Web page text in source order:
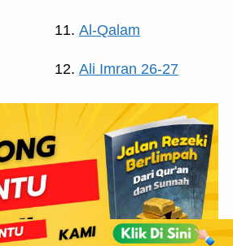
Al-Qalam
Ali Imran 26-27